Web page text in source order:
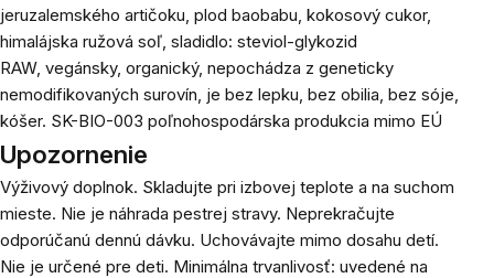
jeruzalemského artičoku, plod baobabu, kokosový cukor,
himalájska ružová soľ, sladidlo: steviol-glykozid
RAW, vegánsky, organický, nepochádza z geneticky
nemodifikovaných surovín, je bez lepku, bez obilia, bez sóje,
kóšer. SK-BIO-003 poľnohospodárska produkcia mimo EÚ
Upozornenie
Výživový doplnok. Skladujte pri izbovej teplote a na suchom
mieste. Nie je náhrada pestrej stravy. Neprekračujte
odporúčanú dennú dávku. Uchovávajte mimo dosahu detí.
Nie je určené pre deti. Minimálna trvanlivosť: uvedené na